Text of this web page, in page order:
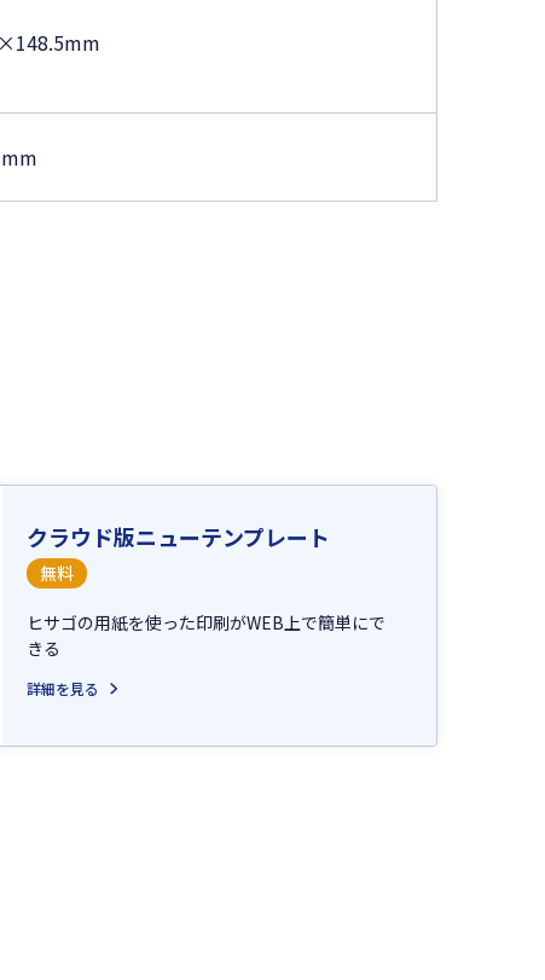
クラウド版ニューテンプレート
無料
ヒサゴの用紙を使った印刷がWEB上で簡単にで
きる
詳細を見る